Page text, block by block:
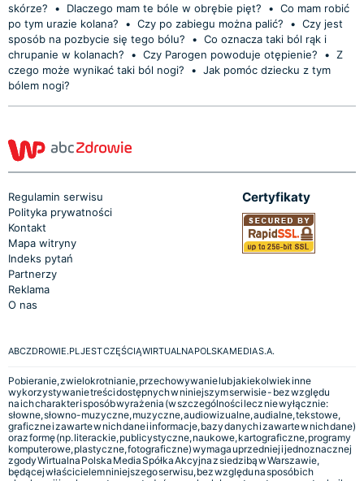
skórze?
• Dlaczego mam te bóle w obrębie pięt? • Co mam robić
po tym urazie kolana?
• Czy po zabiegu można palić? • Czy jest
sposób na pozbycie się tego bólu?
• Co oznacza taki ból rąk i
chrupanie w kolanach?
• Czy Parogen powoduje otępienie? • Z
czego może wynikać taki ból nogi?
• Jak pomóc dziecku z tym
bólem nogi?
Regulamin serwisu
Polityka prywatności
Kontakt
Mapa witryny
Indeks pytań
Partnerzy
Reklama
O nas
Certyfikaty
ABCZDROWIE.PL JEST CZĘŚCIĄ WIRTUALNA POLSKA MEDIA S.A.
Pobieranie, zwielokrotnianie, przechowywanie lub jakiekolwiek inne
wykorzystywanie treści dostępnych w niniejszym serwisie - bez względu
na ich charakter i sposób wyrażenia (w szczególności lecz nie wyłącznie:
słowne, słowno-muzyczne, muzyczne, audiowizualne, audialne, tekstowe,
graficzne i zawarte w nich dane i informacje, bazy danych i zawarte w nich dane)
oraz formę (np. literackie, publicystyczne, naukowe, kartograficzne, programy
komputerowe, plastyczne, fotograficzne) wymaga uprzedniej i jednoznacznej
zgody Wirtualna Polska Media Spółka Akcyjna z siedzibą w Warszawie,
będącej właścicielem niniejszego serwisu, bez względu na sposób ich